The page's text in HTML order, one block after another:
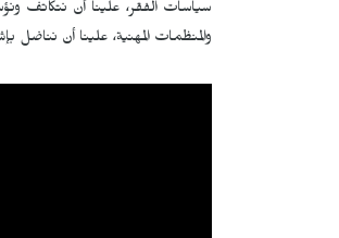
سياسات الفقر، علينا أن نتكاتف
والمنظمات المهنية، علينا أن